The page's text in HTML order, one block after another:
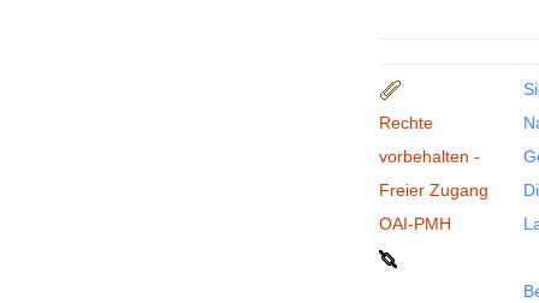
Rechte
vorbehalten -
Freier Zugang
OAI-PMH